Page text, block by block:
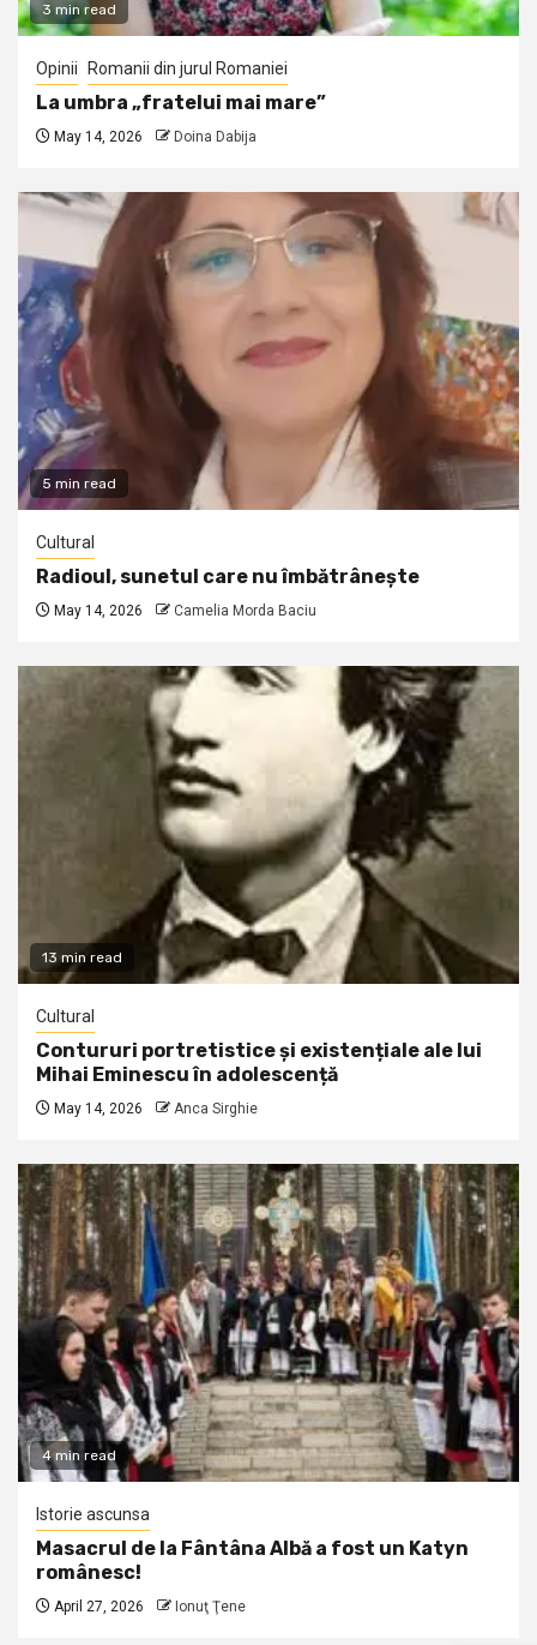
3 min read
Opinii Romanii din jurul Romaniei
La umbra „fratelui mai mare”
May 14, 2026 Doina Dabija
5 min read
Cultural
Radioul, sunetul care nu îmbătrânește
May 14, 2026 Camelia Morda Baciu
13 min read
Cultural
Contururi portretistice și existențiale ale lui
Mihai Eminescu în adolescență
May 14, 2026 Anca Sirghie
4 min read
Istorie ascunsa
Masacrul de la Fântâna Albă a fost un Katyn
românesc!
April 27, 2026 Ionuţ Ţene